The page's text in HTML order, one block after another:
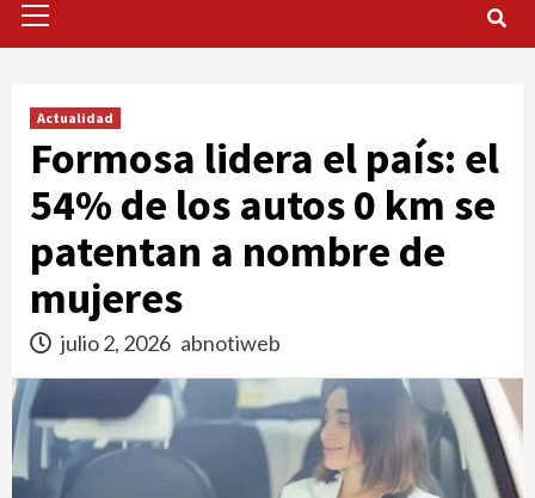
Menu
Actualidad
Formosa lidera el país: el
54% de los autos 0 km se
patentan a nombre de
mujeres
julio 2, 2026 abnotiweb